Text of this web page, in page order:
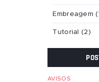
Embreagem
Tutorial (2)
AVISOS